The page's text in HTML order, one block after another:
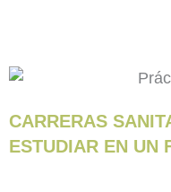
CARRERAS
ESTUDIAR EN UN